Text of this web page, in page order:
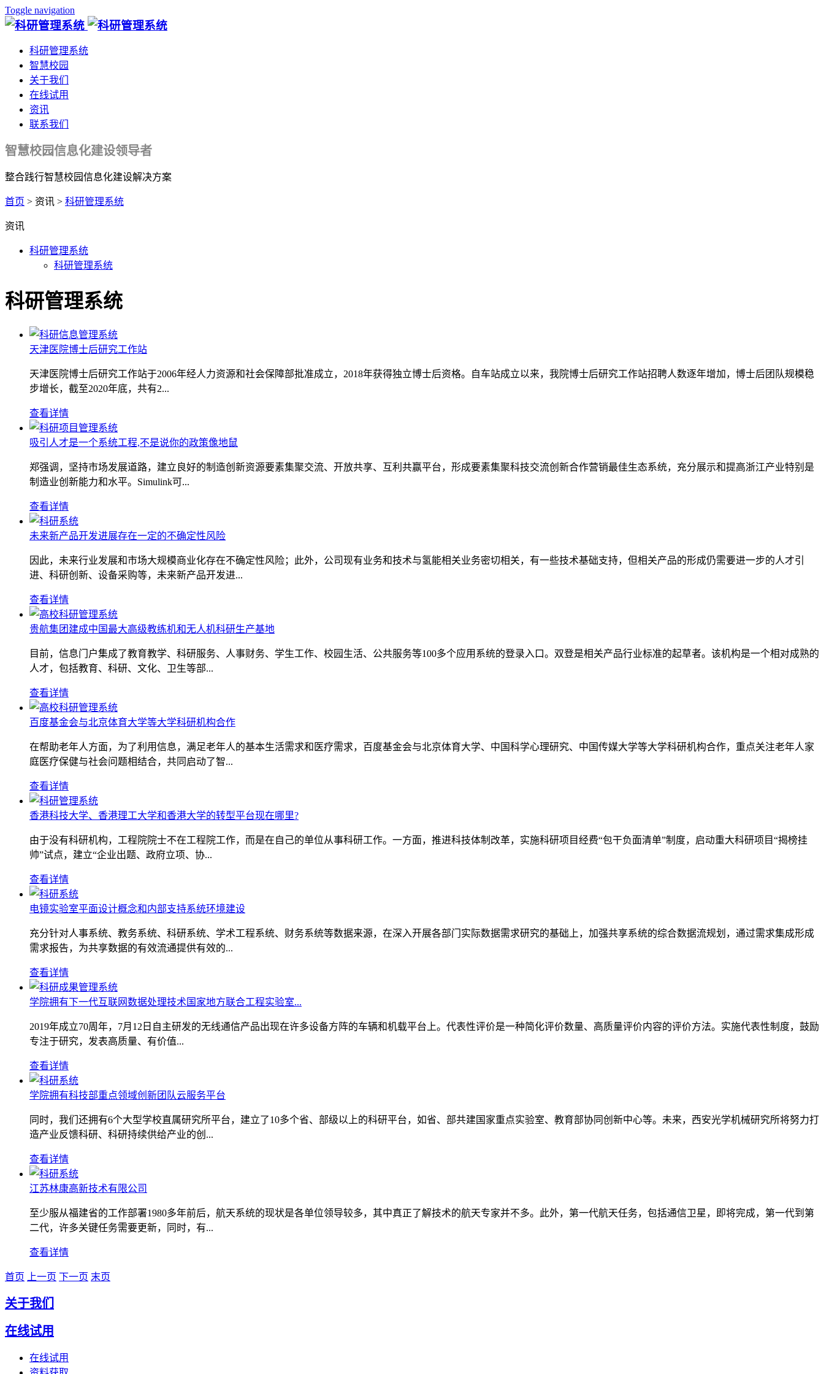
Toggle navigation
科研管理系统
智慧校园
关于我们
在线试用
资讯
联系我们
智慧校园信息化建设领导者
整合践行智慧校园信息化建设解决方案
首页 > 资讯 > 科研管理系统
资讯
科研管理系统
科研管理系统
科研管理系统
天津医院博士后研究工作站
天津医院博士后研究工作站于2006年经人力资源和社会保障部批准成立，2018年获得独立博士后资格。自车站成立以来，我院博士后研究工作站招聘人数逐年增加，博士后团队规模稳
步增长，截至2020年底，共有2...
查看详情
吸引人才是一个系统工程,不是说你的政策像地鼠
郑强调，坚持市场发展道路，建立良好的制造创新资源要素集聚交流、开放共享、互利共赢平台，形成要素集聚科技交流创新合作营销最佳生态系统，充分展示和提高浙江产业特别是
制造业创新能力和水平。Simulink可...
查看详情
未来新产品开发进展存在一定的不确定性风险
因此，未来行业发展和市场大规模商业化存在不确定性风险；此外，公司现有业务和技术与氢能相关业务密切相关，有一些技术基础支持，但相关产品的形成仍需要进一步的人才引
进、科研创新、设备采购等，未来新产品开发进...
查看详情
贵航集团建成中国最大高级教练机和无人机科研生产基地
目前，信息门户集成了教育教学、科研服务、人事财务、学生工作、校园生活、公共服务等100多个应用系统的登录入口。双登是相关产品行业标准的起草者。该机构是一个相对成熟的
人才，包括教育、科研、文化、卫生等部...
查看详情
百度基金会与北京体育大学等大学科研机构合作
在帮助老年人方面，为了利用信息，满足老年人的基本生活需求和医疗需求，百度基金会与北京体育大学、中国科学心理研究、中国传媒大学等大学科研机构合作，重点关注老年人家
庭医疗保健与社会问题相结合，共同启动了智...
查看详情
香港科技大学、香港理工大学和香港大学的转型平台现在哪里?
由于没有科研机构，工程院院士不在工程院工作，而是在自己的单位从事科研工作。一方面，推进科技体制改革，实施科研项目经费“包干负面清单”制度，启动重大科研项目“揭榜挂
帅”试点，建立“企业出题、政府立项、协...
查看详情
电镜实验室平面设计概念和内部支持系统环境建设
充分针对人事系统、教务系统、科研系统、学术工程系统、财务系统等数据来源，在深入开展各部门实际数据需求研究的基础上，加强共享系统的综合数据流规划，通过需求集成形成
需求报告，为共享数据的有效流通提供有效的...
查看详情
学院拥有下一代互联网数据处理技术国家地方联合工程实验室...
2019年成立70周年，7月12日自主研发的无线通信产品出现在许多设备方阵的车辆和机载平台上。代表性评价是一种简化评价数量、高质量评价内容的评价方法。实施代表性制度，鼓励
专注于研究，发表高质量、有价值...
查看详情
学院拥有科技部重点领域创新团队云服务平台
同时，我们还拥有6个大型学校直属研究所平台，建立了10多个省、部级以上的科研平台，如省、部共建国家重点实验室、教育部协同创新中心等。未来，西安光学机械研究所将努力打
造产业反馈科研、科研持续供给产业的创...
查看详情
江苏林康高新技术有限公司
至少服从福建省的工作部署1980多年前后，航天系统的现状是各单位领导较多，其中真正了解技术的航天专家并不多。此外，第一代航天任务，包括通信卫星，即将完成，第一代到第
二代，许多关键任务需要更新，同时，有...
查看详情
首页 上一页 下一页 末页
关于我们
在线试用
在线试用